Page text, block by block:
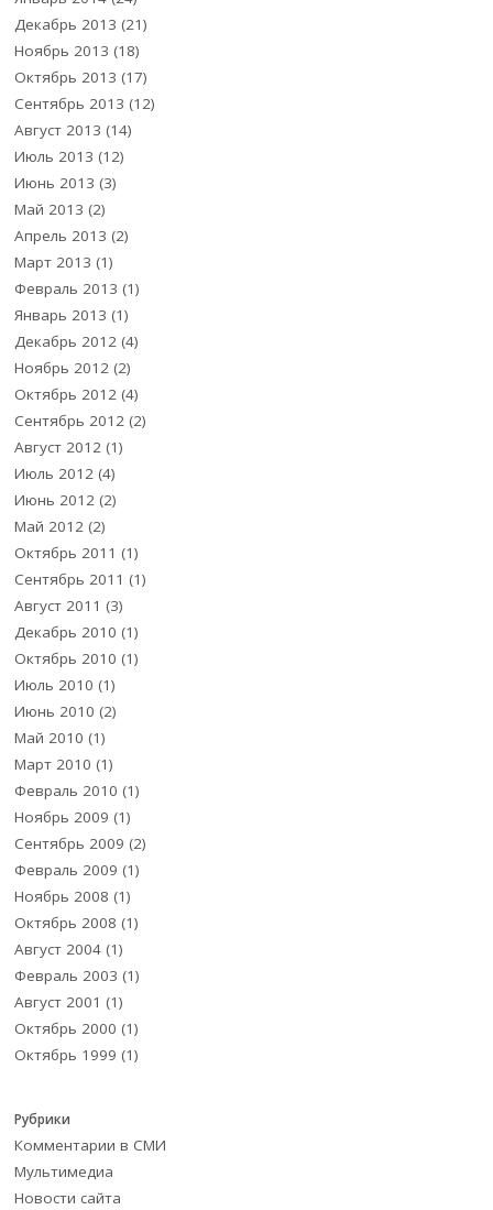
Декабрь 2013 (21)
Ноябрь 2013 (18)
Октябрь 2013 (17)
Сентябрь 2013 (12)
Август 2013 (14)
Июль 2013 (12)
Июнь 2013 (3)
Май 2013 (2)
Апрель 2013 (2)
Март 2013 (1)
Февраль 2013 (1)
Январь 2013 (1)
Декабрь 2012 (4)
Ноябрь 2012 (2)
Октябрь 2012 (4)
Сентябрь 2012 (2)
Август 2012 (1)
Июль 2012 (4)
Июнь 2012 (2)
Май 2012 (2)
Октябрь 2011 (1)
Сентябрь 2011 (1)
Август 2011 (3)
Декабрь 2010 (1)
Октябрь 2010 (1)
Июль 2010 (1)
Июнь 2010 (2)
Май 2010 (1)
Март 2010 (1)
Февраль 2010 (1)
Ноябрь 2009 (1)
Сентябрь 2009 (2)
Февраль 2009 (1)
Ноябрь 2008 (1)
Октябрь 2008 (1)
Август 2004 (1)
Февраль 2003 (1)
Август 2001 (1)
Октябрь 2000 (1)
Октябрь 1999 (1)
Рубрики
Комментарии в СМИ
Мультимедиа
Новости сайта